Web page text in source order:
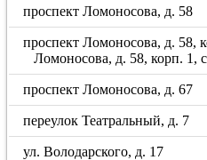
проспект Ломоносова, д. 58
проспект Ломоносова, д. 58,
Ломоносова, д. 58, корп. 1,
проспект Ломоносова, д. 67
переулок Театральный, д. 7
ул. Володарского, д. 17